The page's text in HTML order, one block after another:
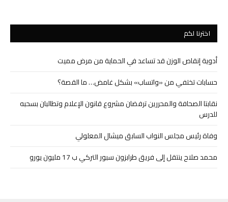
اخترنا لكم
أدوية إنقاص الوزن قد تساعد في الحماية من مرض مميت
حسابات تختفي من «واتساب» بشكل غامض… ما القصة؟
نقابتا الصحافة والمحررين ترفضان مشروع قانون الإعلام وتطالبان بسحبه
للدرس
وفاة رئيس مجلس النواب السابق ميشال المعلولي
محمد صلاح ينتقل إلى فريق طرابزون سبور التركي ب 17 مليون يورو